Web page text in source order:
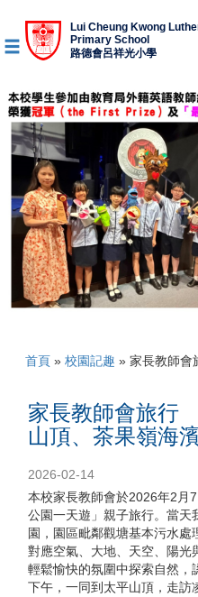
Lui Cheung Kwong
Primary School
路德會呂祥光小學
首頁» 校園記趣 » 家長教師會
家長教師會旅行
山頂、茶果嶺海
2026-02-14
本校家長教師會於2026年2月
公園一天遊」親子旅行。當天
園，園區毗鄰觀塘基本污水處
對應空氣、大地、天空、陽光
輕鬆愉快的氛圍中探索自然，
下午，一同到太平山頂，走訪